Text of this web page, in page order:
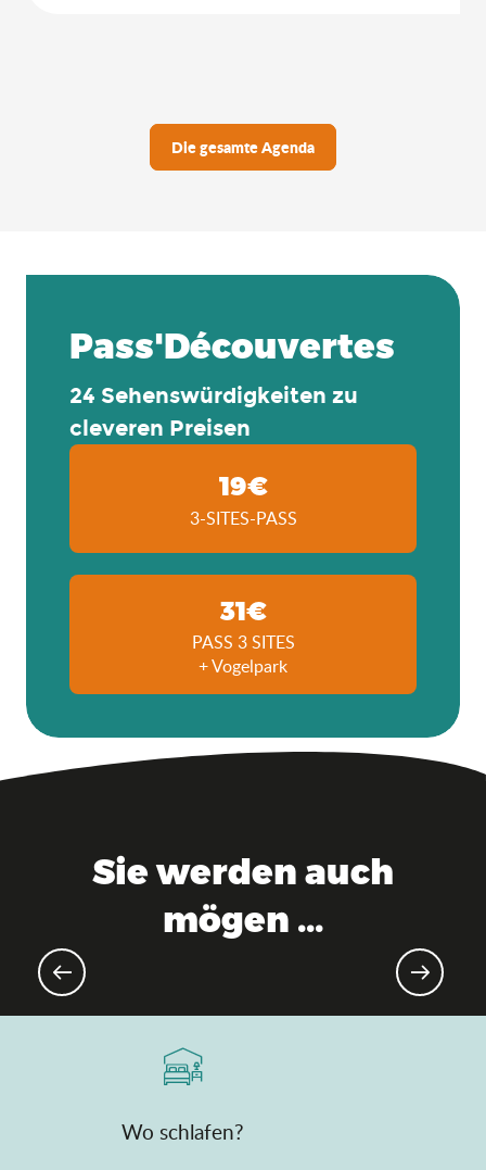
Die gesamte Agenda
Pass'Découvertes
24 Sehenswürdigkeiten zu
cleveren Preisen
19€
3-SITES-PASS
31€
PASS 3 SITES
+ Vogelpark
Sie werden auch
mögen ...
Wo schlafen?